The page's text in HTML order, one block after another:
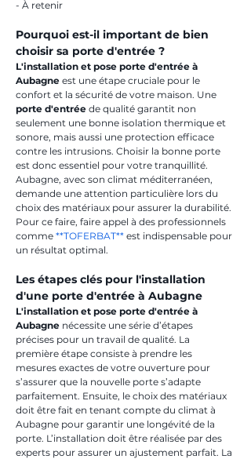
- À retenir
Pourquoi est-il important de bien
choisir sa porte d'entrée ?
L'installation et pose porte d'entrée à
Aubagne est une étape cruciale pour le
confort et la sécurité de votre maison. Une
porte d'entrée de qualité garantit non
seulement une bonne isolation thermique et
sonore, mais aussi une protection efficace
contre les intrusions. Choisir la bonne porte
est donc essentiel pour votre tranquillité.
Aubagne, avec son climat méditerranéen,
demande une attention particulière lors du
choix des matériaux pour assurer la durabilité.
Pour ce faire, faire appel à des professionnels
comme **TOFERBAT** est indispensable pour
un résultat optimal.
Les étapes clés pour l'installation
d'une porte d'entrée à Aubagne
L'installation et pose porte d'entrée à
Aubagne nécessite une série d’étapes
précises pour un travail de qualité. La
première étape consiste à prendre les
mesures exactes de votre ouverture pour
s’assurer que la nouvelle porte s’adapte
parfaitement. Ensuite, le choix des matériaux
doit être fait en tenant compte du climat à
Aubagne pour garantir une longévité de la
porte. L’installation doit être réalisée par des
experts pour assurer un ajustement parfait. La